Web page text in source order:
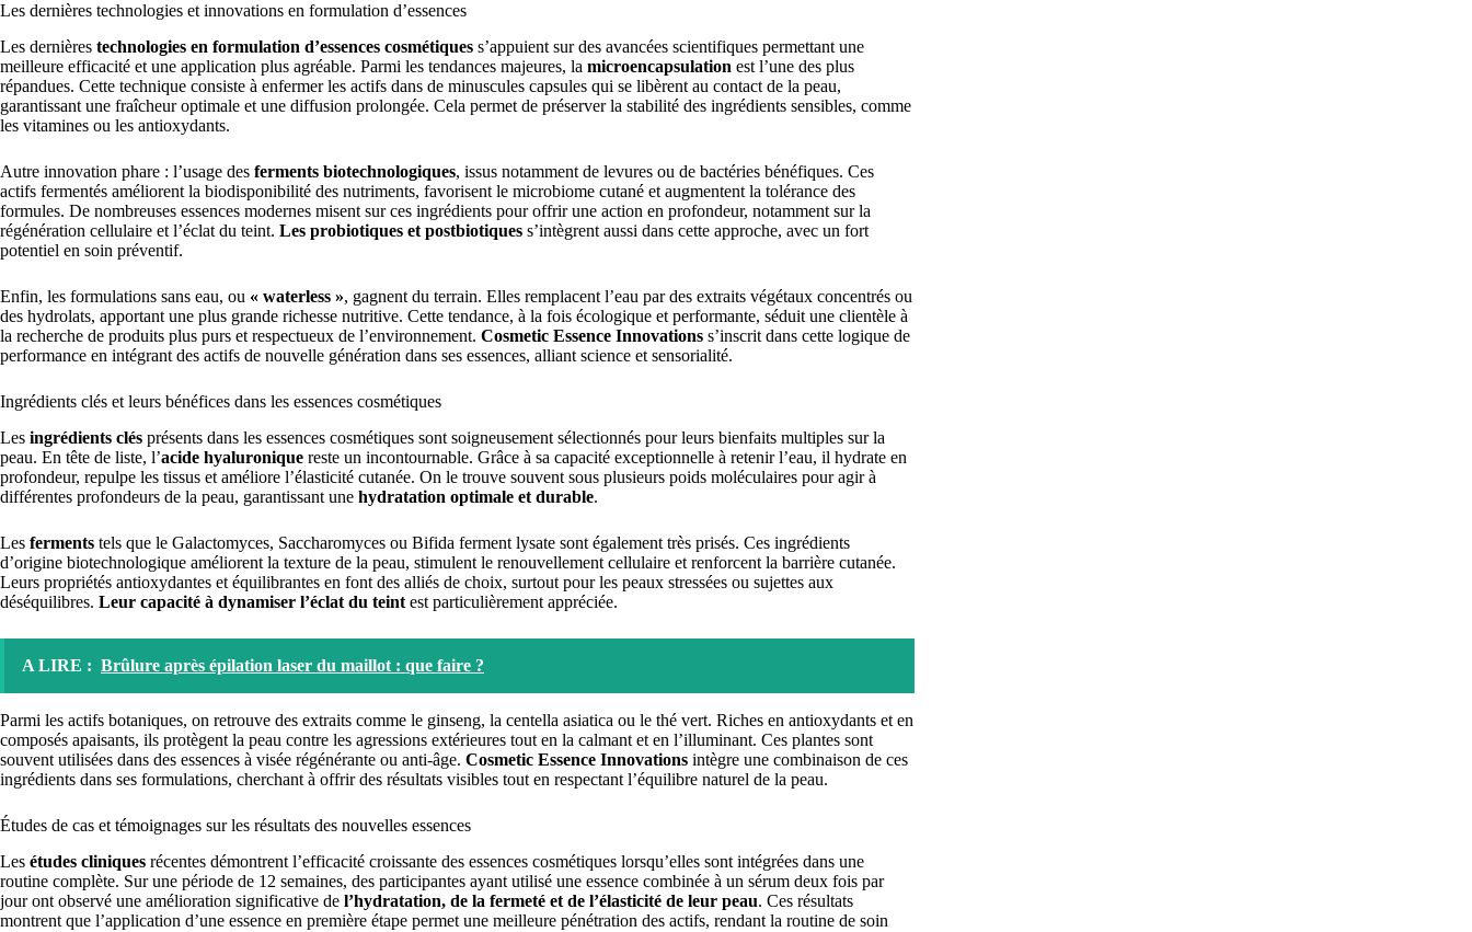
Les dernières technologies et innovations en formulation d’essences
Les dernières technologies en formulation d’essences cosmétiques s’appuient sur des avancées scientifiques permettant une
meilleure efficacité et une application plus agréable. Parmi les tendances majeures, la microencapsulation est l’une des plus
répandues. Cette technique consiste à enfermer les actifs dans de minuscules capsules qui se libèrent au contact de la peau,
garantissant une fraîcheur optimale et une diffusion prolongée. Cela permet de préserver la stabilité des ingrédients sensibles, comme
les vitamines ou les antioxydants.
Autre innovation phare : l’usage des ferments biotechnologiques, issus notamment de levures ou de bactéries bénéfiques. Ces
actifs fermentés améliorent la biodisponibilité des nutriments, favorisent le microbiome cutané et augmentent la tolérance des
formules. De nombreuses essences modernes misent sur ces ingrédients pour offrir une action en profondeur, notamment sur la
régénération cellulaire et l’éclat du teint. Les probiotiques et postbiotiques s’intègrent aussi dans cette approche, avec un fort
potentiel en soin préventif.
Enfin, les formulations sans eau, ou « waterless », gagnent du terrain. Elles remplacent l’eau par des extraits végétaux concentrés ou
des hydrolats, apportant une plus grande richesse nutritive. Cette tendance, à la fois écologique et performante, séduit une clientèle à
la recherche de produits plus purs et respectueux de l’environnement. Cosmetic Essence Innovations s’inscrit dans cette logique de
performance en intégrant des actifs de nouvelle génération dans ses essences, alliant science et sensorialité.
Ingrédients clés et leurs bénéfices dans les essences cosmétiques
Les ingrédients clés présents dans les essences cosmétiques sont soigneusement sélectionnés pour leurs bienfaits multiples sur la
peau. En tête de liste, l’acide hyaluronique reste un incontournable. Grâce à sa capacité exceptionnelle à retenir l’eau, il hydrate en
profondeur, repulpe les tissus et améliore l’élasticité cutanée. On le trouve souvent sous plusieurs poids moléculaires pour agir à
différentes profondeurs de la peau, garantissant une hydratation optimale et durable.
Les ferments tels que le Galactomyces, Saccharomyces ou Bifida ferment lysate sont également très prisés. Ces ingrédients
d’origine biotechnologique améliorent la texture de la peau, stimulent le renouvellement cellulaire et renforcent la barrière cutanée.
Leurs propriétés antioxydantes et équilibrantes en font des alliés de choix, surtout pour les peaux stressées ou sujettes aux
déséquilibres. Leur capacité à dynamiser l’éclat du teint est particulièrement appréciée.
A LIRE : Brûlure après épilation laser du maillot : que faire ?
Parmi les actifs botaniques, on retrouve des extraits comme le ginseng, la centella asiatica ou le thé vert. Riches en antioxydants et en
composés apaisants, ils protègent la peau contre les agressions extérieures tout en la calmant et en l’illuminant. Ces plantes sont
souvent utilisées dans des essences à visée régénérante ou anti-âge. Cosmetic Essence Innovations intègre une combinaison de ces
ingrédients dans ses formulations, cherchant à offrir des résultats visibles tout en respectant l’équilibre naturel de la peau.
Études de cas et témoignages sur les résultats des nouvelles essences
Les études cliniques récentes démontrent l’efficacité croissante des essences cosmétiques lorsqu’elles sont intégrées dans une
routine complète. Sur une période de 12 semaines, des participantes ayant utilisé une essence combinée à un sérum deux fois par
jour ont observé une amélioration significative de l’hydratation, de la fermeté et de l’élasticité de leur peau. Ces résultats
montrent que l’application d’une essence en première étape permet une meilleure pénétration des actifs, rendant la routine de soin